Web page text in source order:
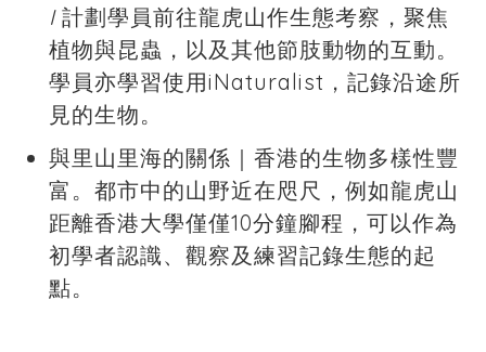
I 計劃學員前往龍虎山作生態考察，聚焦
植物與昆蟲，以及其他節肢動物的互動。
學員亦學習使用iNaturalist，記錄沿途所
見的生物。
與里山里海的關係｜香港的生物多樣性豐
富。都市中的山野近在咫尺，例如龍虎山
距離香港大學僅僅10分鐘腳程，可以作為
初學者認識、觀察及練習記錄生態的起
點。